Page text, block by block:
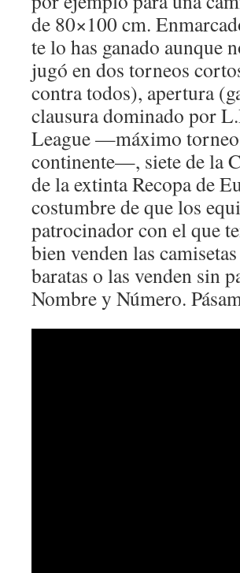
de 80×100 cm.
te lo has ganado aunque
jugó en dos torneos
contra todos), apertura
clausura dominado por
League —máximo
continente—, siete de la
de la extinta Recopa de
costumbre de que los
patrocinador con el que
bien venden las
baratas o las venden sin
Nombre y Número.